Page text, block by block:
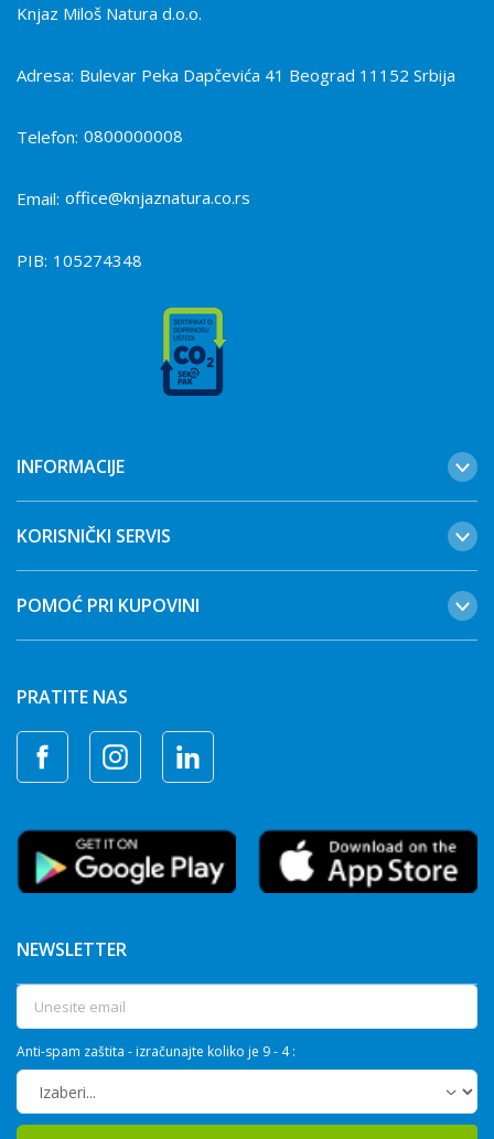
Knjaz Miloš Natura d.o.o.
Adresa: Bulevar Peka Dapčevića 41 Beograd 11152 Srbija
Telefon: 0800000008
Email: office@knjaznatura.co.rs
PIB: 105274348
INFORMACIJE
KORISNIČKI SERVIS
POMOĆ PRI KUPOVINI
PRATITE NAS
NEWSLETTER
Anti-spam zaštita - izračunajte koliko je 9 - 4 :